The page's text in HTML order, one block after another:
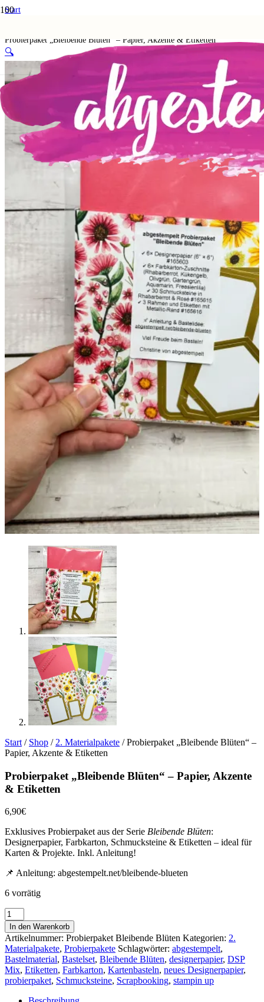
Start
Probierpaket „Bleibende Blüten“ – Papier, Akzente & Etiketten
🔍
Start / Shop / 2. Materialpakete / Probierpaket „Bleibende Blüten“ –
Papier, Akzente & Etiketten
Probierpaket „Bleibende Blüten“ – Papier, Akzente
& Etiketten
6,90€
Exklusives Probierpaket aus der Serie Bleibende Blüten:
Designerpapier, Farbkarton, Schmucksteine & Etiketten – ideal für
Karten & Projekte. Inkl. Anleitung!
📌 Anleitung: abgestempelt.net/bleibende-blueten
6 vorrätig
Probierpaket
„Bleibende
Blüten“
–
Papier,
Akzente
&
Etiketten
Menge
In den Warenkorb
Artikelnummer: Probierpaket Bleibende Blüten Kategorien: 2.
Materialpakete, Probierpakete Schlagwörter: abgestempelt,
Bastelmaterial, Bastelset, Bleibende Blüten, designerpapier, DSP
Mix, Etiketten, Farbkarton, Kartenbasteln, neues Designerpapier,
probierpaket, Schmucksteine, Scrapbooking, stampin up